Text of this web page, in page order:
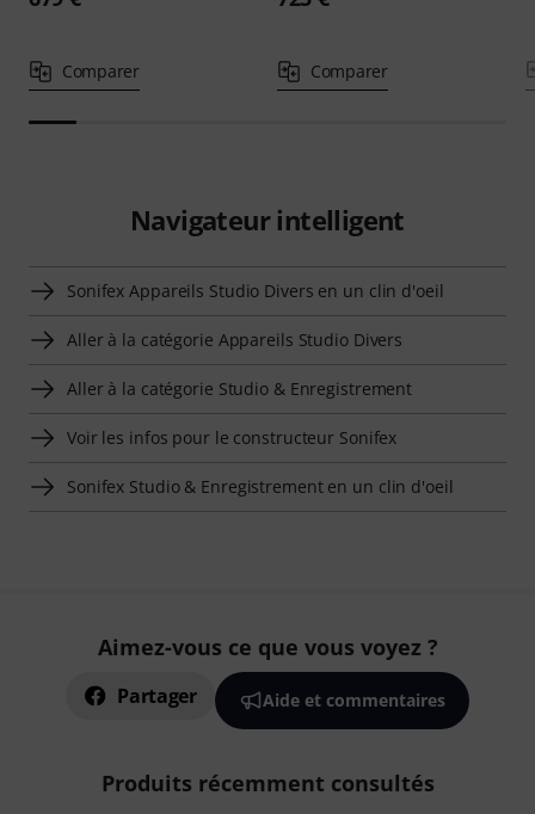
Comparer Comparer
Navigateur intelligent
Sonifex Appareils Studio Divers en un clin d'oeil
Aller à la catégorie Appareils Studio Divers
Aller à la catégorie Studio & Enregistrement
Voir les infos pour le constructeur Sonifex
Sonifex Studio & Enregistrement en un clin d'oeil
Aimez-vous ce que vous voyez ?
Partager Aide et commentaires
Produits récemment consultés